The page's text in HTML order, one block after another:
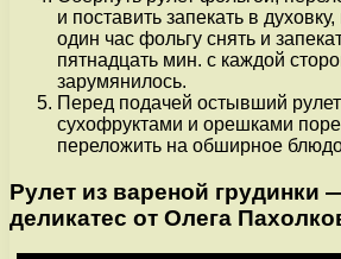
и поставить запекать в
один час фольгу снять и
пятнадцать мин. с каждой
зарумянилось.
Перед подачей остывший рулет
сухофруктами и орешками
переложить на обширное
Рулет из вареной грудинки
деликатес от Олега